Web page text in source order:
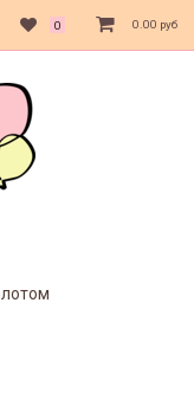
0 0.00 руб